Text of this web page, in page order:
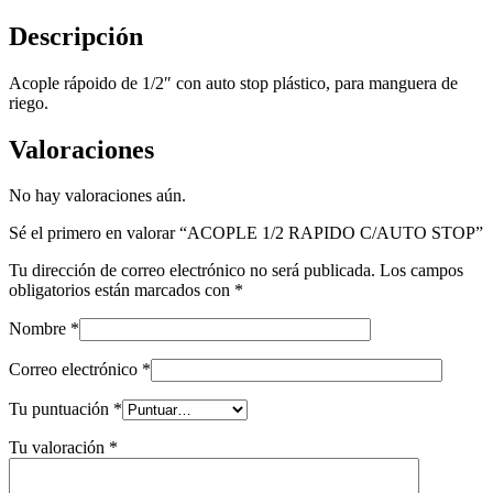
Descripción
Acople rápoido de 1/2″ con auto stop plástico, para manguera de
riego.
Valoraciones
No hay valoraciones aún.
Sé el primero en valorar “ACOPLE 1/2 RAPIDO C/AUTO STOP”
Tu dirección de correo electrónico no será publicada. Los campos
obligatorios están marcados con *
Nombre *
Correo electrónico *
Tu puntuación *
Tu valoración *